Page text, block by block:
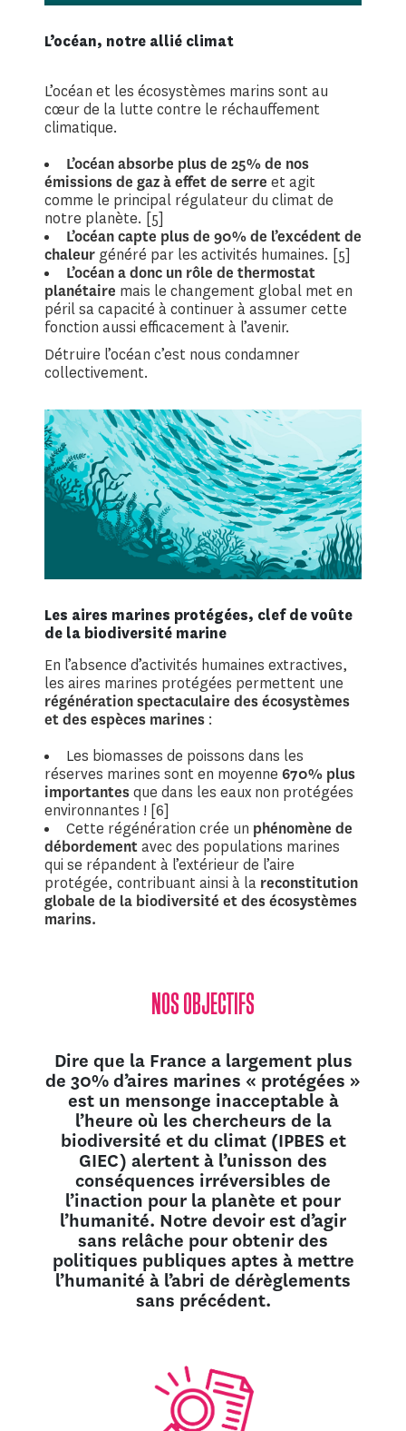
L’océan, notre allié climat
L’océan et les écosystèmes marins sont au
cœur de la lutte contre le réchauffement
climatique.
L’océan absorbe plus de 25% de nos
émissions de gaz à effet de serre et agit
comme le principal régulateur du climat de
notre planète. [5]
L’océan capte plus de 90% de l’excédent de
chaleur généré par les activités humaines. [5]
L’océan a donc un rôle de thermostat
planétaire mais le changement global met en
péril sa capacité à continuer à assumer cette
fonction aussi efficacement à l’avenir.
Détruire l’océan c’est nous condamner
collectivement.
Les aires marines protégées, clef de voûte
de la biodiversité marine
En l’absence d’activités humaines extractives,
les aires marines protégées permettent une
régénération spectaculaire des écosystèmes
et des espèces marines :
Les biomasses de poissons dans les
réserves marines sont en moyenne 670% plus
importantesque dans les eaux non protégées
environnantes ! [6]
Cette régénération crée un phénomène de
débordementavec des populations marines
qui se répandent à l’extérieur de l’aire
protégée, contribuant ainsi à la reconstitution
globale de la biodiversité et des écosystèmes
marins.
NOS OBJECTIFS
Dire que la France a largement plus
de 30% d’aires marines « protégées »
est un mensonge inacceptable à
l’heure où les chercheurs de la
biodiversité et du climat (IPBES et
GIEC) alertent à l’unisson des
conséquences irréversibles de
l’inaction pour la planète et pour
l’humanité. Notre devoir est d’agir
sans relâche pour obtenir des
politiques publiques aptes à mettre
l’humanité à l’abri de dérèglements
sans précédent.